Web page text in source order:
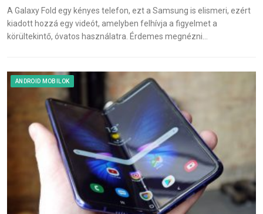
A Galaxy Fold egy kényes telefon, ezt a Samsung is elismeri, ezért
kiadott hozzá egy videót, amelyben felhívja a figyelmet a
körültekintő, óvatos használatra. Érdemes megnézni…
ANDROID MOBILOK